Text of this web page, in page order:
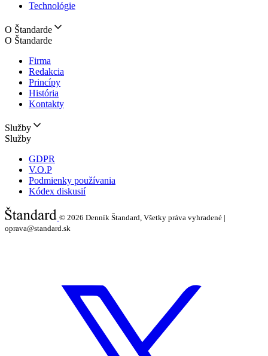
Technológie
O Štandarde
O Štandarde
Firma
Redakcia
Princípy
História
Kontakty
Služby
Služby
GDPR
V.O.P
Podmienky používania
Kódex diskusií
© 2026 Denník Štandard, Všetky práva vyhradené |
oprava@standard.sk